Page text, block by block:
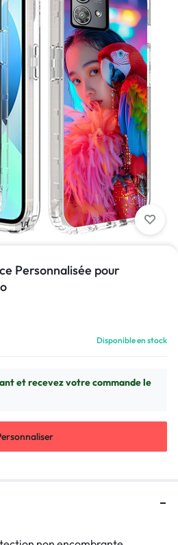
1/1
Personnalisée pour
Disponible en stock
et recevez votre commande le